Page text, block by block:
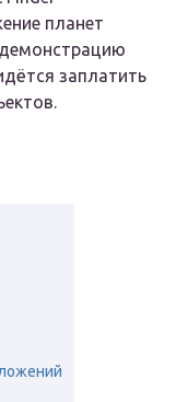
планет
заплатить